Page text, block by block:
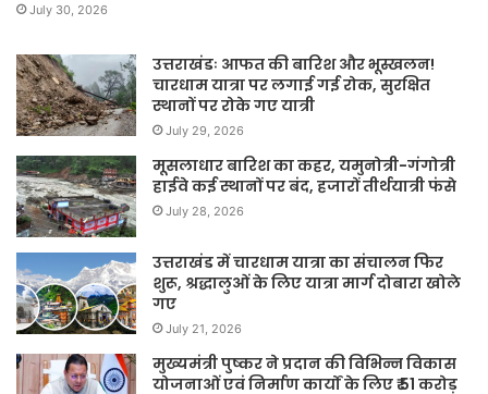
July 30, 2026
उत्तराखंडः आफत की बारिश और भूस्खलन!
चारधाम यात्रा पर लगाई गई रोक, सुरक्षित
स्थानों पर रोके गए यात्री
July 29, 2026
मूसलाधार बारिश का कहर, यमुनोत्री-गंगोत्री
हाईवे कई स्थानों पर बंद, हजारों तीर्थयात्री फंसे
July 28, 2026
उत्तराखंड में चारधाम यात्रा का संचालन फिर
शुरू, श्रद्धालुओं के लिए यात्रा मार्ग दोबारा खोले
गए
July 21, 2026
मुख्यमंत्री पुष्कर ने प्रदान की विभिन्न विकास
योजनाओं एवं निर्माण कार्यों के लिए ₹ 51 करोड़